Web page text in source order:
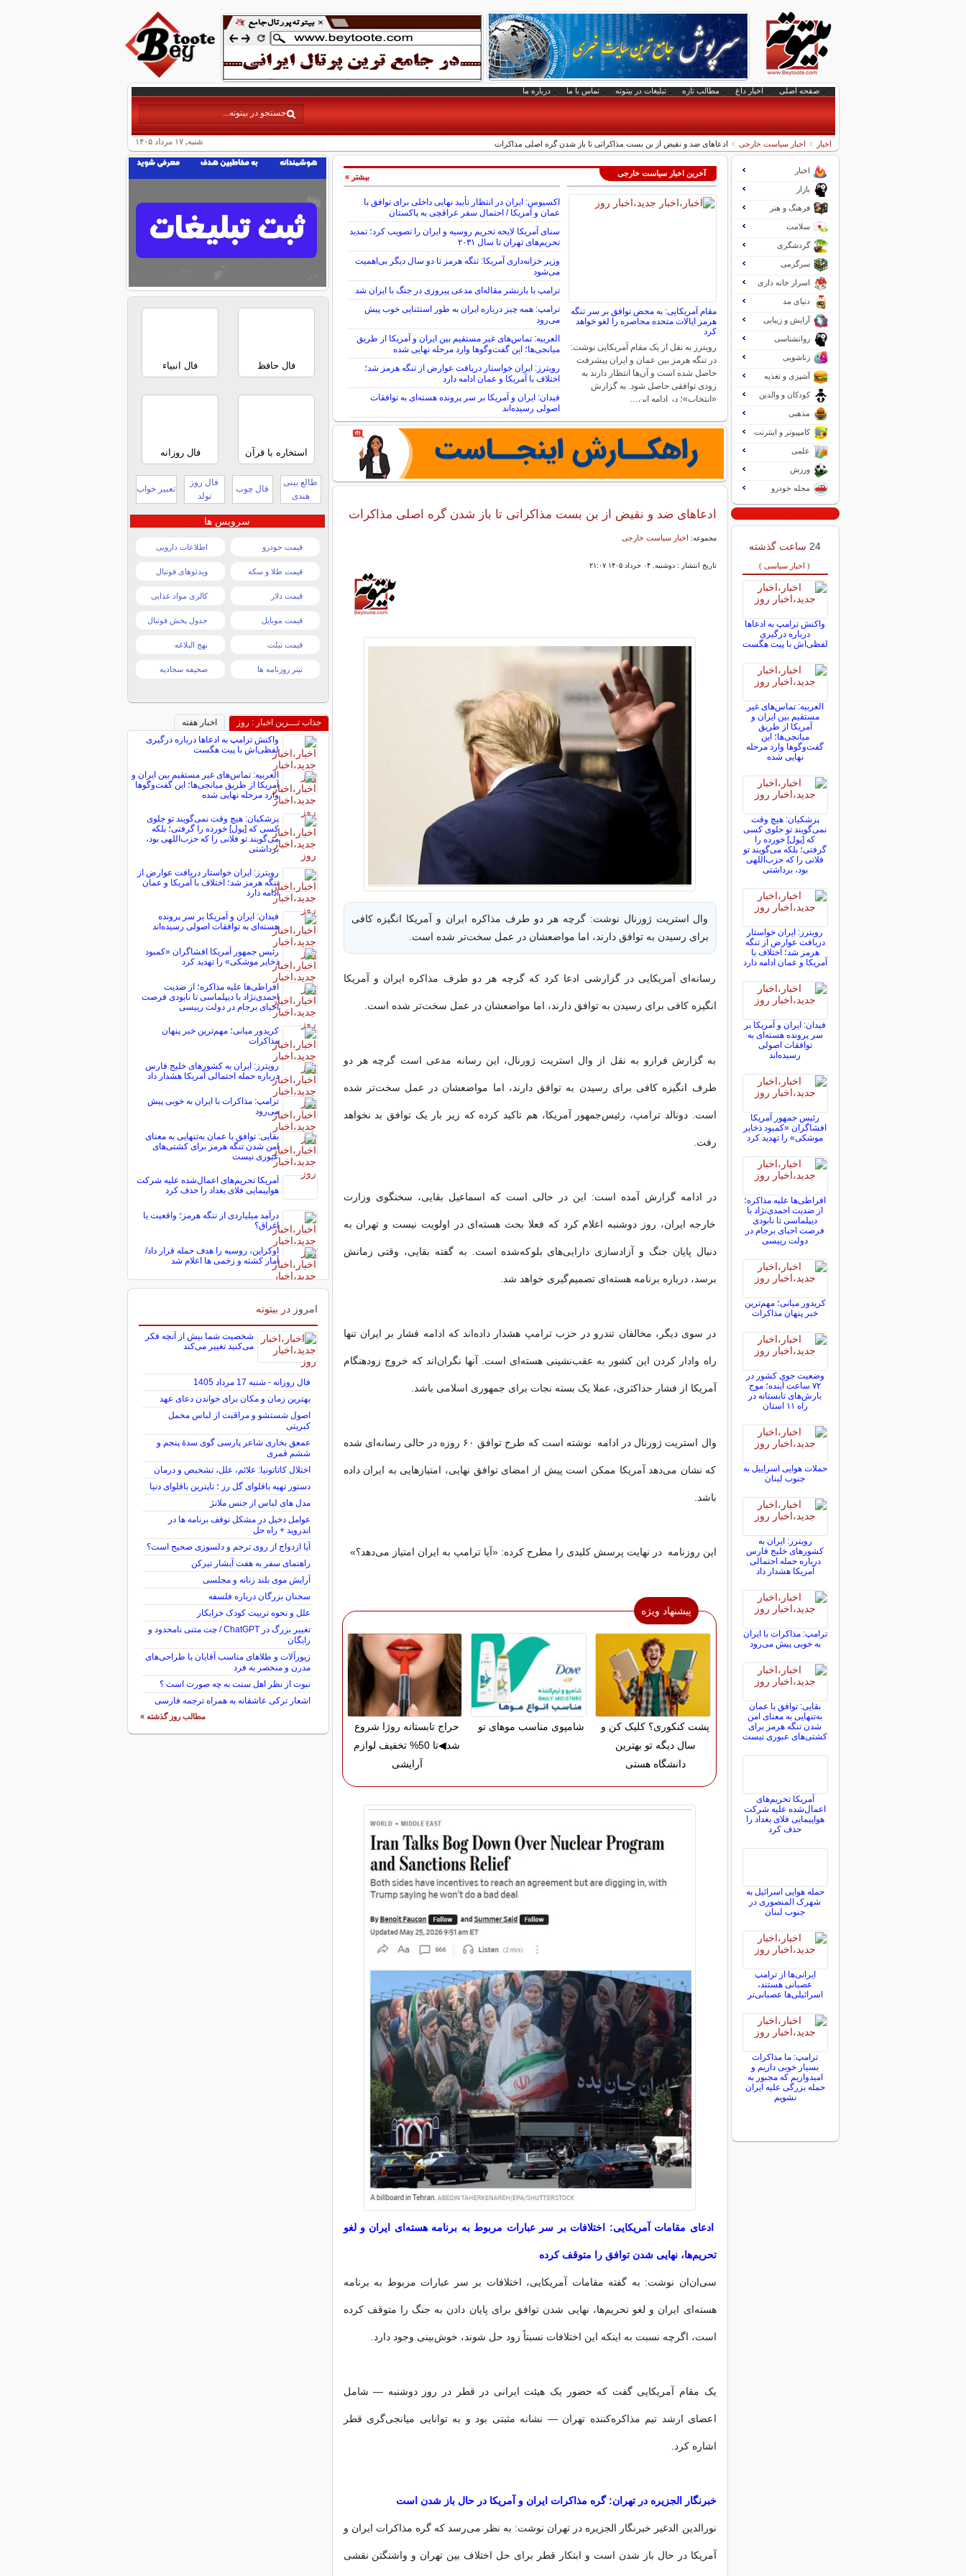
صفحه اصلی اخبار داغ مطالب تازه تبلیغات در بیتوته تماس با ما درباره ما
شنبه, ۱۷ مرداد ۱۴۰۵ اخبار اخبار سیاست خارجی ادعاهای ضد و نقیض از بن بست مذاکراتی تا باز شدن گره اصلی مذاکرات
آخرین اخبار سیاست خارجی
مقام آمریکایی: به محض توافق بر سر تنگه
هرمز ایالات متحده محاصره را لغو خواهد
کرد
رویترز به نقل از یک مقام آمریکایی نوشت:
در تنگه هرمز بین عمان و ایران پیشرفت
حاصل شده است و آن‌ها انتظار دارند به
زودی توافقی حاصل شود. به گزارش
«انتخاب»؛ در ادامه این…
اکسیوس: ایران در انتظار تأیید نهایی داخلی برای توافق با
عمان و آمریکا / احتمال سفر عراقچی به پاکستان
سنای آمریکا لایحه تحریم روسیه و ایران را تصویب کرد؛ تمدید
تحریم‌های تهران تا سال ۲۰۳۱
وزیر خزانه‌داری آمریکا: تنگه هرمز تا دو سال دیگر بی‌اهمیت
می‌شود
ترامپ با بازنشر مقاله‌ای مدعی پیروزی در جنگ با ایران شد
ترامپ: همه چیز درباره ایران به طور استثنایی خوب پیش
می‌رود
العربیه: تماس‌های غیر مستقیم بین ایران و آمریکا از طریق
میانجی‌ها؛ این گفت‌و‌گو‌ها وارد مرحله نهایی شده
رویترز: ایران خواستار دریافت عوارض از تنگه هرمز شد؛
اختلاف با آمریکا و عمان ادامه دارد
فیدان: ایران و آمریکا بر سر پرونده هسته‌ای به توافقات
اصولی رسیده‌اند
بیشتر »
ادعاهای ضد و نقیض از بن بست مذاکراتی تا باز شدن گره اصلی مذاکرات
مجموعه: اخبار سیاست خارجی
تاریخ انتشار : دوشنبه, ۰۴ خرداد ۱۴۰۵ ۲۱:۰۷
وال استریت ژورنال نوشت: گرچه هر دو طرف مذاکره ایران و آمریکا انگیزه کافی
برای رسیدن به توافق دارند، اما مواضعشان در عمل سخت‌تر شده است.
رسانه‌ای آمریکایی در گزارشی ادعا کرد که گرچه هر دو طرف مذاکره ایران و آمریکا
انگیزه کافی برای رسیدن به توافق دارند، اما مواضعشان در عمل سخت‌تر شده است.
به گزارش فرارو به نقل از وال استریت ژورنال، این رسانه مدعی است گرچه هر دو
طرف انگیزه کافی برای رسیدن به توافق دارند، اما مواضعشان در عمل سخت‌تر شده
است. دونالد ترامپ، رئیس‌جمهور آمریکا، هم تاکید کرده که زیر بار یک توافق بد نخواهد
رفت.
در ادامه گزارش آمده است: این در حالی است که اسماعیل بقایی، سخنگوی وزارت
خارجه ایران، روز دوشنبه اعلام کرد که فعلا بحث هسته‌ای در اولویت نیست و تهران به
دنبال پایان جنگ و آزادسازی دارایی‌های بلوکه‌شده است. به گفته بقایی، وقتی زمانش
برسد، درباره برنامه هسته‌ای تصمیم‌گیری خواهد شد.
در سوی دیگر، مخالفان تندرو در حزب ترامپ هشدار داده‌اند که ادامه فشار بر ایران تنها
راه وادار کردن این کشور به عقب‌نشینی هسته‌ای است. آنها نگران‌اند که خروج زودهنگام
آمریکا از فشار حداکثری، عملا یک بسته نجات برای جمهوری اسلامی باشد.
وال استریت ژورنال در ادامه نوشته است که طرح توافق ۶۰ روزه در حالی رسانه‌ای شده
که نشان می‌دهد آمریکا ممکن است پیش از امضای توافق نهایی، امتیازهایی به ایران داده
باشد.
این روزنامه در نهایت پرسش کلیدی را مطرح کرده: «آیا ترامپ به ایران امتیاز می‌دهد؟»
پیشنهاد ویژه
پشت کنکوری؟ کلیک کن و
سال دیگه تو بهترین
دانشگاه هستی
شامپوی مناسب موهای تو
حراج تابستانه روژا شروع
شد◀تا 50% تخفیف لوازم
آرایشی
ادعای مقامات آمریکایی: اختلافات بر سر عبارات مربوط به برنامه هسته‌ای ایران و لغو
تحریم‌ها، نهایی شدن توافق را متوقف کرده
سی‌ان‌ان نوشت: به گفته مقامات آمریکایی، اختلافات بر سر عبارات مربوط به برنامه
هسته‌ای ایران و لغو تحریم‌ها، نهایی شدن توافق برای پایان دادن به جنگ را متوقف کرده
است، اگرچه نسبت به اینکه این اختلافات نسبتاً زود حل شوند، خوش‌بینی وجود دارد.
یک مقام آمریکایی گفت که حضور یک هیئت ایرانی در قطر در روز دوشنبه — شامل
اعضای ارشد تیم مذاکره‌کننده تهران — نشانه مثبتی بود و به توانایی میانجی‌گری قطر
اشاره کرد.
خبرنگار الجزیره در تهران: گره مذاکرات ایران و آمریکا در حال باز شدن است
نورالدین الدغیر خبرنگار الجزیره در تهران نوشت: به نظر می‌رسد که گره مذاکرات ایران و
آمریکا در حال باز شدن است و ابتکار قطر برای حل اختلاف بین تهران و واشنگتن نقشی
اخبار
بازار
فرهنگ و هنر
سلامت
گردشگری
سرگرمی
اسرار خانه داری
دنیای مد
آرایش و زیبایی
روانشناسی
زناشویی
آشپزی و تغذیه
کودکان و والدین
مذهبی
کامپیوتر و اینترنت
علمی
ورزش
مجله خودرو
24 ساعت گذشته
( اخبار سیاسی )
واکنش ترامپ به ادعاها
درباره درگیری
لفظی‌اش با پیت هگست
العربیه: تماس‌های غیر
مستقیم بین ایران و
آمریکا از طریق
میانجی‌ها؛ این
گفت‌و‌گو‌ها وارد مرحله
نهایی شده
پزشکیان: هیچ وقت
نمی‌گویند تو جلوی کسی
که [پول] خورده را
گرفتی؛ بلکه می‌گویند تو
فلانی را که حزب‌اللهی
بود، برداشتی
رویترز: ایران خواستار
دریافت عوارض از تنگه
هرمز شد؛ اختلاف با
آمریکا و عمان ادامه دارد
فیدان: ایران و آمریکا بر
سر پرونده هسته‌ای به
توافقات اصولی
رسیده‌اند
رئیس جمهور آمریکا
افشاگران «کمبود ذخایر
موشکی» را تهدید کرد
افراطی‌ها علیه مذاکره؛
از ضدیت احمدی‌نژاد با
دیپلماسی تا نابودی
فرصت احیای برجام در
دولت رییسی
کریدور میانی؛ مهم‌ترین
خبر پنهان مذاکرات
وضعیت جوی کشور در
۷۲ ساعت آینده؛ موج
بارش‌های تابستانه در
راه ۱۱ استان
حملات هوایی اسراییل به
جنوب لبنان
رویترز: ایران به
کشورهای خلیج فارس
درباره حمله احتمالی
آمریکا هشدار داد
ترامپ: مذاکرات با ایران
به خوبی پیش می‌رود
بقایی: توافق با عمان
به‌تنهایی به معنای امن
شدن تنگه هرمز برای
کشتی‌های عبوری نیست
آمریکا تحریم‌های
اعمال‌شده علیه شرکت
هواپیمایی فلای بغداد را
حذف کرد
حمله هوایی اسرائیل به
شهرک المنصوری در
جنوب لبنان
ایرانی‌ها از ترامپ
عصبانی هستند،
اسرائیلی‌ها عصبانی‌تر
ترامپ: ما مذاکرات
بسیار خوبی داریم و
امیدواریم که مجبور به
حمله بزرگی علیه ایران
نشویم
فال حافظ فال انبیاء
استخاره با قرآن فال روزانه
طالع بینی
هندی
فال چوب
فال روز
تولد
تعبیر خواب
سرویس ها
قیمت خودرو اطلاعات دارویی
قیمت طلا و سکه ویدئوهای فوتبال
قیمت دلار کالری مواد غذایی
قیمت موبایل جدول پخش فوتبال
قیمت تبلت نهج البلاغه
تیتر روزنامه ها صحیفه سجادیه
جذاب تـــرین اخبار : روز
اخبار هفته
واکنش ترامپ به ادعاها درباره درگیری
لفظی‌اش با پیت هگست
العربیه: تماس‌های غیر مستقیم بین ایران و
آمریکا از طریق میانجی‌ها؛ این گفت‌و‌گو‌ها
وارد مرحله نهایی شده
پزشکیان: هیچ وقت نمی‌گویند تو جلوی
کسی که [پول] خورده را گرفتی؛ بلکه
می‌گویند تو فلانی را که حزب‌اللهی بود،
برداشتی
رویترز: ایران خواستار دریافت عوارض از
تنگه هرمز شد؛ اختلاف با آمریکا و عمان
ادامه دارد
فیدان: ایران و آمریکا بر سر پرونده
هسته‌ای به توافقات اصولی رسیده‌اند
رئیس جمهور آمریکا افشاگران «کمبود
ذخایر موشکی» را تهدید کرد
افراطی‌ها علیه مذاکره؛ از ضدیت
احمدی‌نژاد با دیپلماسی تا نابودی فرصت
احیای برجام در دولت رییسی
کریدور میانی؛ مهم‌ترین خبر پنهان
مذاکرات
رویترز: ایران به کشورهای خلیج فارس
درباره حمله احتمالی آمریکا هشدار داد
ترامپ: مذاکرات با ایران به خوبی پیش
می‌رود
بقایی: توافق با عمان به‌تنهایی به معنای
امن شدن تنگه هرمز برای کشتی‌های
عبوری نیست
آمریکا تحریم‌های اعمال‌شده علیه شرکت
هواپیمایی فلای بغداد را حذف کرد
درآمد میلیاردی از تنگه هرمز؛ واقعیت یا
اغراق؟
اوکراین، روسیه را هدف حمله قرار داد/
آمار کشته و زخمی ها اعلام شد
امروز در بیتوته
شخصیت شما بیش از آنچه فکر
می‌کنید تغییر می‌کند
فال روزانه - شنبه 17 مرداد 1405
بهترین زمان و مکان برای خواندن دعای عهد
اصول شستشو و مراقبت از لباس مخمل
کبریتی
عمعق بخاری شاعر پارسی گوی سدهٔ پنجم و
ششم قمری
اختلال کاتاتونیا: علائم، علل، تشخیص و درمان
دستور تهیه باقلوای گل رز ؛ تاپترین باقلوای دنیا
مدل های لباس از جنس ملانژ
عوامل دخیل در مشکل توقف برنامه ها در
اندروید + راه حل
آیا ازدواج از روی ترحم و دلسوزی صحیح است؟
راهنمای سفر به هفت آبشار تیرکن
آرایش موی بلند زنانه و مجلسی
سخنان بزرگان درباره فلسفه
علل و نحوه تربیت کودک خرابکار
تغییر بزرگ در ChatGPT / چت متنی نامحدود و
رایگان
زیورآلات و طلاهای مناسب آقایان با طراحی‌های
مدرن و منحصر به فرد
نبوت از نظر اهل سنت به چه صورت است ؟
اشعار ترکی عاشقانه به همراه ترجمه فارسی
مطالب روز گذشته »